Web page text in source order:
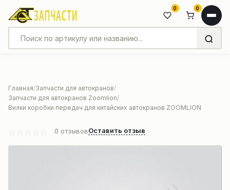
0 0
Главная Запчасти для автокранов
Запчасти для автокранов Zoomlion
Вилки коробки передач для китайских автокранов ZOOMLION
0 отзывовОставить отзыв